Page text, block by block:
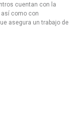
cuentan con la
como con
asegura un trabajo de